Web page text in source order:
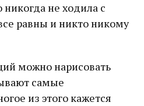
не ходила с
равны и никто никому
можно нарисовать
самые
из этого кажется